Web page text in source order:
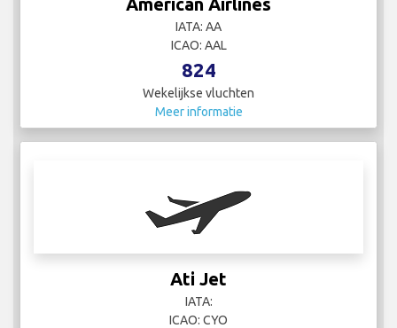
IATA: AA
ICAO: AAL
824
Wekelijkse vluchten
Meer informatie
Ati Jet
IATA:
ICAO: CYO